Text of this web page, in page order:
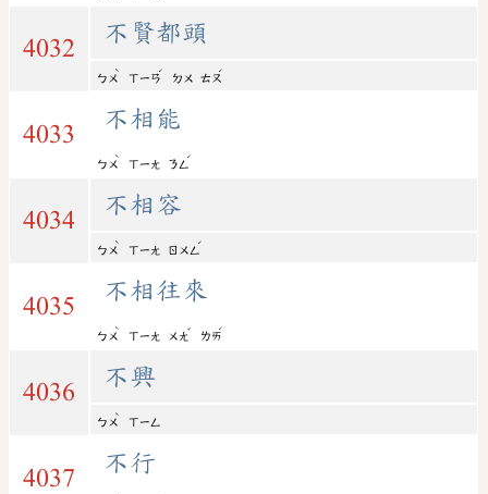
4032
不賢都頭
ㄅㄨ
ˋ
ㄒㄧㄢ
ˊ
ㄉㄨ ㄊㄡ
ˊ
4033
不相能
ㄅㄨ
ˋ
ㄒㄧㄤ ㄋㄥ
ˊ
4034
不相容
ㄅㄨ
ˋ
ㄒㄧㄤ ㄖㄨㄥ
ˊ
4035
不相往來
ㄅㄨ
ˋ
ㄒㄧㄤ ㄨㄤ
ˇ
ㄌㄞ
ˊ
4036
不興
ㄅㄨ
ˋ
ㄒㄧㄥ
4037
不行